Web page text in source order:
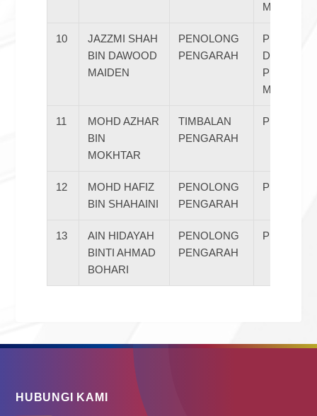
10
JAZZMI SHAH
BIN DAWOOD
MAIDEN
PENOLONG
PENGARAH
DAN
11
MOHD AZHAR
BIN
MOKHTAR
TIMBALAN
PENGARAH
12
MOHD HAFIZ
BIN SHAHAINI
PENOLONG
PENGARAH
13
AIN HIDAYAH
BINTI AHMAD
BOHARI
PENOLONG
PENGARAH
HUBUNGI KAMI